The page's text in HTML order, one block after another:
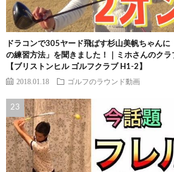
ドラコンで305ヤード飛ばす杉山美帆ちゃん
の練習方法」を聞きました！｜ミホさんのク
【ブリストンヒル ゴルフクラブ H1-2】
2018.01.18 ゴルフのラウンド動画